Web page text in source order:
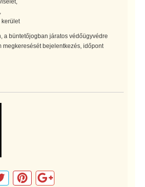
kerület
a büntetőjogban járatos védőügyvédre
megkeresését bejelentkezés, időpont